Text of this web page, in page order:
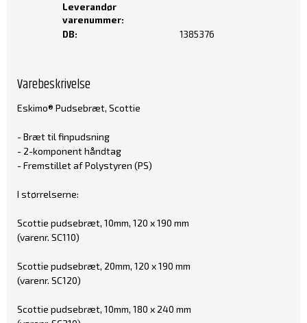
Leverandør
varenummer:
DB:
1385376
Varebeskrivelse
Eskimo® Pudsebræt, Scottie
- Bræt til finpudsning
- 2-komponent håndtag
- Fremstillet af Polystyren (PS)
I størrelserne:
Scottie pudsebræt, 10mm, 120 x 190 mm
(varenr. SC110)
Scottie pudsebræt, 20mm, 120 x 190 mm
(varenr. SC120)
Scottie pudsebræt, 10mm, 180 x 240 mm